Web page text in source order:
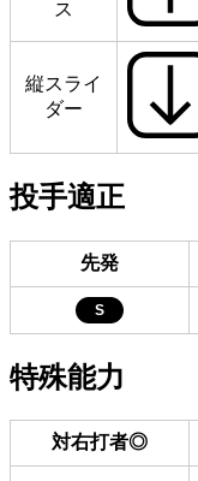
ス
縦スライ
ダー
投手適正
先発
S
特殊能力
対右打者◎